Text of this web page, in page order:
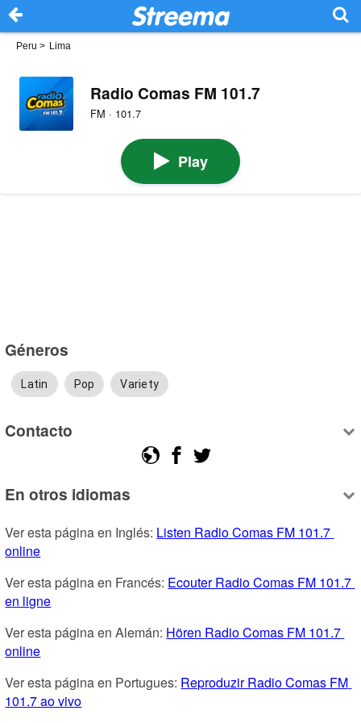
Peru > Lima
Radio Comas FM 101.7
FM · 101.7
Play
Géneros
Latin Pop Variety
Contacto
En otros idiomas
Ver esta página en Inglés: Listen Radio Comas FM 101.7
online
Ver esta página en Francés: Ecouter Radio Comas FM 101.7
en ligne
Ver esta página en Alemán: Hören Radio Comas FM 101.7
online
Ver esta página en Portugues: Reproduzir Radio Comas FM
101.7 ao vivo